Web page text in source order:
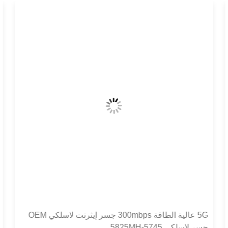
3KM نقطة إلى نقطة إيثرنت جسر لاسلكي / راوتر / مكرر